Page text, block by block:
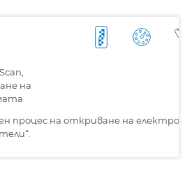
на
процес на откриване на